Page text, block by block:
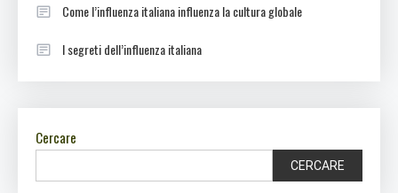
Come l’influenza italiana influenza la cultura globale
I segreti dell’influenza italiana
Cercare
CERCARE